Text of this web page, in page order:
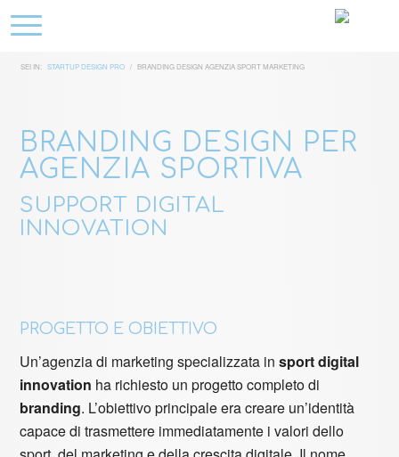
SEI IN: STARTUP DESIGN PRO / BRANDING DESIGN AGENZIA SPORT MARKETING
BRANDING DESIGN PER
AGENZIA SPORTIVA
SUPPORT DIGITAL
INNOVATION
PROGETTO E OBIETTIVO
Un’agenzia di marketing specializzata insport digital
innovation ha richiesto un progetto completo di
branding. L’obiettivo principale era creare un’identità
capace di trasmettere immediatamente i valori dello